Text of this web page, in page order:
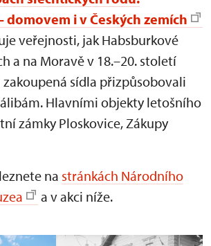
domovem i v Českých zemích
veřejnosti, jak Habsburkové
a na Moravě v 18.–20. století
zakoupená sídla přizpůsobovali
Hlavními objekty letošního
zámky Ploskovice, Zákupy
na stránkách Národního
a v akci níže.